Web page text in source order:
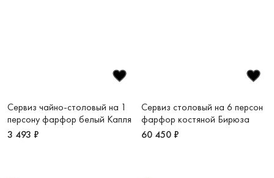
Сервиз чайно-столовый на 1
персону фарфор белый Капля
3 493 ₽
Сервиз столовый на 6 персон
фарфор костяной Бирюза
60 450 ₽